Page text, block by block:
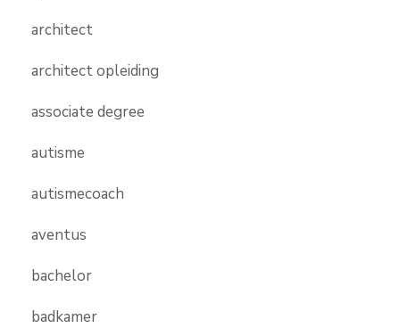
architect
architect opleiding
associate degree
autisme
autismecoach
aventus
bachelor
badkamer